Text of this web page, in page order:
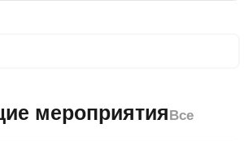
мероприятияВсе